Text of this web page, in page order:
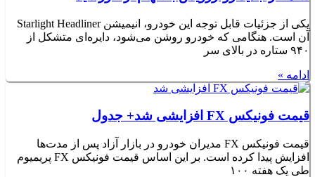
یکی از جزئیات قابل توجه این خودرو، انیمیشن Starlight Headliner
آن است. هنگامی که خودرو روشن می‌شود، دایره‌ای متشکل از
۹۴۰ ستاره در بالای سر
ادامه »
قیمت فونیکس FX افزایشی شد+ جدول
قیمت فونیکس FX مدیران خودرو در بازار آزاد پس از مدت‌ها
افزایش پیدا کرده است. بر این اساس قیمت فونیکس FX پریمیوم
طی یک هفته ۱۰۰